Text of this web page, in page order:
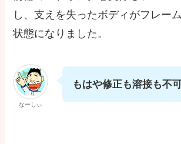
し、支えを失ったボディがフレー
状態になりました。
なーしぃ
もはや修正も溶接も不